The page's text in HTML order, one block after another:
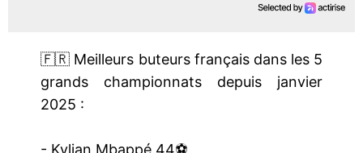
🇫🇷 Meilleurs buteurs français dans les 5
grands championnats depuis janvier
2025 :
- Kylian Mbappé 44⚽️